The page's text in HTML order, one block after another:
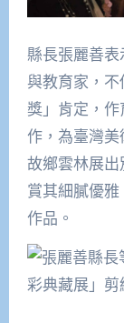
縣長張麗善
與教育家，
獎」肯定，
作，為臺灣
故鄉雲林展
賞其細膩優
作品。